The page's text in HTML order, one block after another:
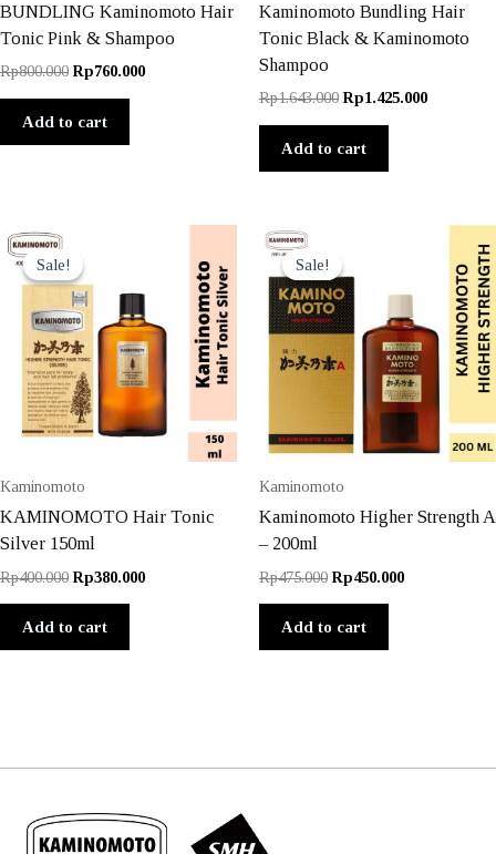
BUNDLING Kaminomoto Hair
Tonic Pink & Shampoo
Rp800.000Original
Rp800.000.
Rp760.000Current
Add to cart
Kaminomoto Bundling Hair
Tonic Black & Kaminomoto
Shampoo
Rp1.643.000Original
Rp1.643.000.
Rp1.425.000Current
Add to cart
Sale!
Sale!
Kaminomoto
KAMINOMOTO Hair Tonic
Silver 150ml
Rp400.000Original
Rp380.000Current
Add to cart
Sale!
Sale!
Kaminomoto
Kaminomoto Higher Strength A
– 200ml
Rp475.000Original
Rp450.000Current
Add to cart